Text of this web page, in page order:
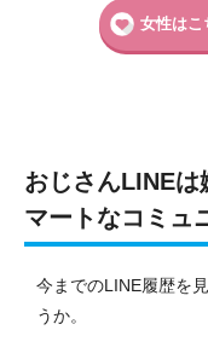
女性はこ
おじさんLINEは
マートなコミュ
今までのLINE履歴を
うか。